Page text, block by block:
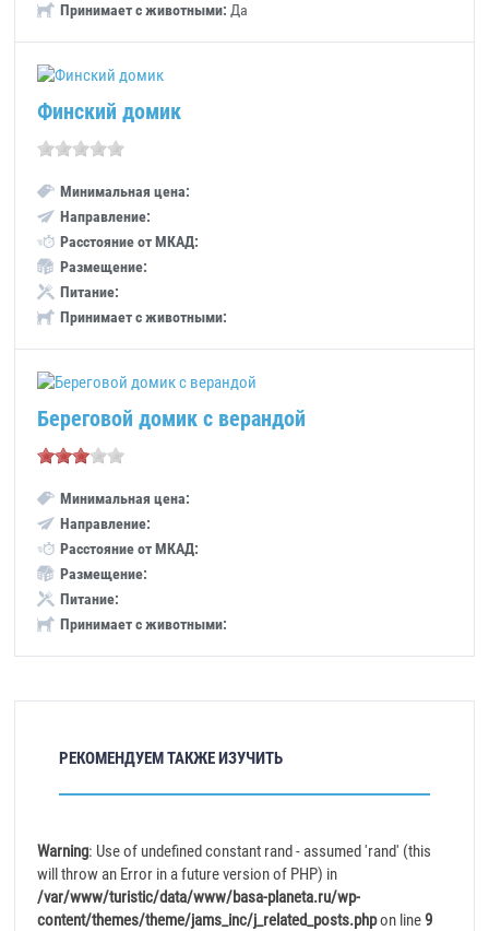
Принимает с животными: Да
Финский домик
Минимальная цена:
Направление:
Расстояние от МКАД:
Размещение:
Питание:
Принимает с животными:
Береговой домик с верандой
Минимальная цена:
Направление:
Расстояние от МКАД:
Размещение:
Питание:
Принимает с животными:
РЕКОМЕНДУЕМ ТАКЖЕ ИЗУЧИТЬ
Warning: Use of undefined constant rand - assumed 'rand' (this
will throw an Error in a future version of PHP) in
/var/www/turistic/data/www/basa-planeta.ru/wp-
content/themes/theme/jams_inc/j_related_posts.phpon line9